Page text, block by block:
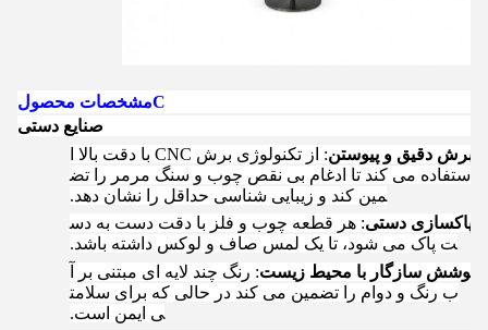
Cمشخصات محصول
صنایع دستی
برش دقیق و پیوستن
: از تکنولوژی برش CNC با دقت بالا ا
ستفاده می کند تا ادغام بی نقص چوب و سنگ مرمر را تض
مین کند و زیبایی شناسی حداقل را نشان دهد.
پاکسازی دستی: هر قطعه چوب و فلز با دقت دست به دس
ت پاک می شود، تا یک لمس صاف و لوکس داشته باشد.
پوشش سازگار با محیط زیست: رنگ چند لایه ای مبتنی بر آ
ب رنگ و دوام را تضمین می کند در حالی که برای سلامت
ی ایمن است.